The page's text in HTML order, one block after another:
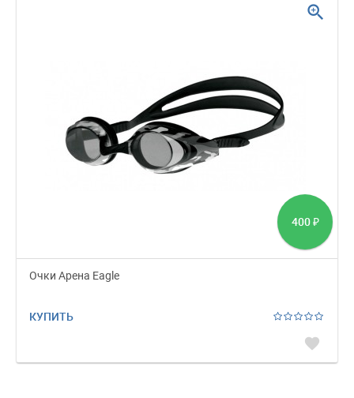
400 ₽
Очки Арена Eagle
КУПИТЬ
favorite
zoom_in